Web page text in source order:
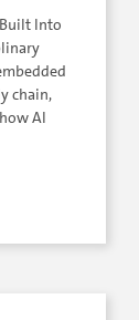
Into
chain,
AI